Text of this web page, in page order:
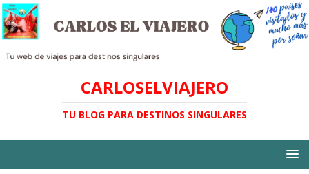
CARLOSELVIAJERO
TU BLOG PARA DESTINOS SINGULARES